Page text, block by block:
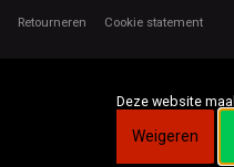
Retourneren Cookie statement
Deze website
Weigeren